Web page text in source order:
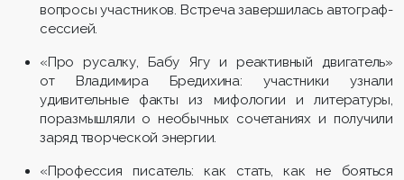
вопросы участников. Встреча завершилась автограф-
сессией.
«Про русалку, Бабу Ягу и реактивный двигатель»
от Владимира Бредихина: участники узнали
удивительные факты из мифологии и литературы,
поразмышляли о необычных сочетаниях и получили
заряд творческой энергии.
«Профессия писатель: как стать, как не бояться